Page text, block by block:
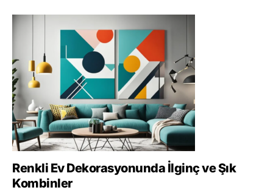
Renkli Ev Dekorasyonunda İlginç ve Şık
Kombinler